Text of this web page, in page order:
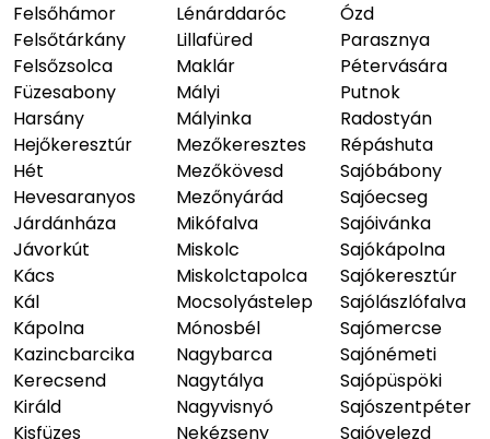
Felsőhámor
Felsőtárkány
Felsőzsolca
Füzesabony
Harsány
Hejőkeresztúr
Hét
Hevesaranyos
Járdánháza
Jávorkút
Kács
Kál
Kápolna
Kazincbarcika
Kerecsend
Királd
Kisfüzes
Lénárddaróc
Lillafüred
Maklár
Mályi
Mályinka
Mezőkeresztes
Mezőkövesd
Mezőnyárád
Mikófalva
Miskolc
Miskolctapolca
Mocsolyástelep
Mónosbél
Nagybarca
Nagytálya
Nagyvisnyó
Nekézseny
Ózd
Parasznya
Pétervására
Putnok
Radostyán
Répáshuta
Sajóbábony
Sajóecseg
Sajóivánka
Sajókápolna
Sajókeresztúr
Sajólászlófalva
Sajómercse
Sajónémeti
Sajópüspöki
Sajószentpéter
Sajóvelezd